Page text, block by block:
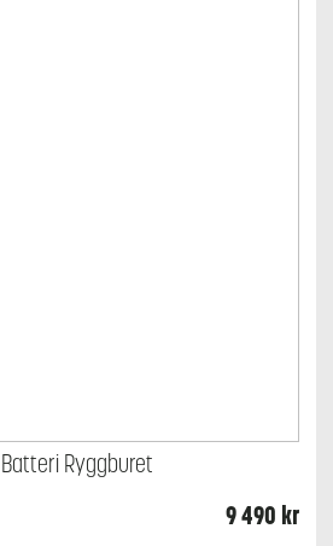
Ryggburet
9 490 kr